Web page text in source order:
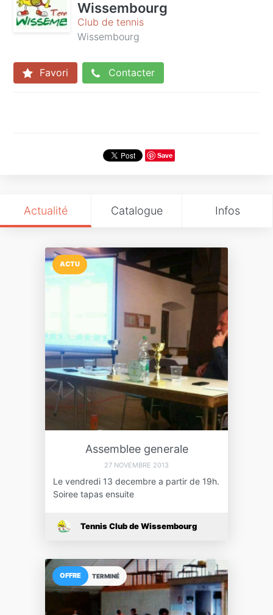
Wissembourg
Club de tennis
Wissembourg
Favori Contacter
Save
Actualité Catalogue Infos
ACTU
Assemblee generale
27 NOVEMBRE 2013
Le vendredi 13 decembre a partir de 19h.
Soiree tapas ensuite
Tennis Club de Wissembourg
TERMINÉ
OFFRE